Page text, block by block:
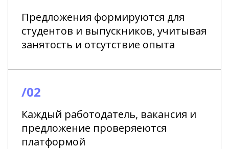
Предложения формируются для
студентов и выпускников, учитывая
занятость и отсутствие опыта
/02
Каждый работодатель, вакансия и
предложение проверяеются
платформой